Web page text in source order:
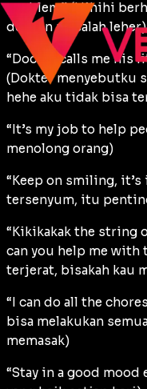
problem” (Hihihi
dengan masalah leher)
“Doctor calls me his
(Dokter menyebutku
hehe aku tidak bisa
“It’s my job to help
menolong orang)
“Keep on smiling,
tersenyum, itu
“Kikikakak the string
can you help me with
terjerat, bisakah kau
“I can do all the
bisa melakukan
memasak)
“Stay in a good mood